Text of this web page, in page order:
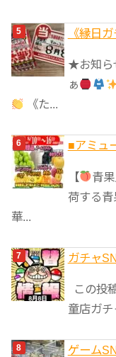
《縁日
★お知ら
ぁ
《た...
■アミュ
【 青
荷する
華...
ガチャ
この投
童店ガチ
ゲーム